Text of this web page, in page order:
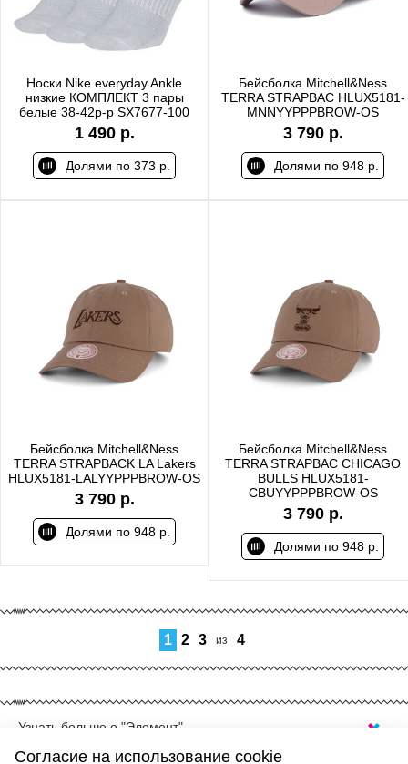
Носки Nike everyday Ankle
низкие КОМПЛЕКТ 3 пары
белые 38-42р-р SX7677-100
1 490 р.
Долями по 373 р.
Бейсболка Mitchell&Ness
TERRA STRAPBAC HLUX5181-
MNNYYPPPBROW-OS
3 790 р.
Долями по 948 р.
Бейсболка Mitchell&Ness
TERRA STRAPBACK LA Lakers
HLUX5181-LALYYPPPBROW-OS
3 790 р.
Долями по 948 р.
Бейсболка Mitchell&Ness
TERRA STRAPBAC CHICAGO
BULLS HLUX5181-
CBUYYPPPBROW-OS
3 790 р.
Долями по 948 р.
1 2 3 из 4
Узнать больше о "Элемент"
Согласие на использование cookie